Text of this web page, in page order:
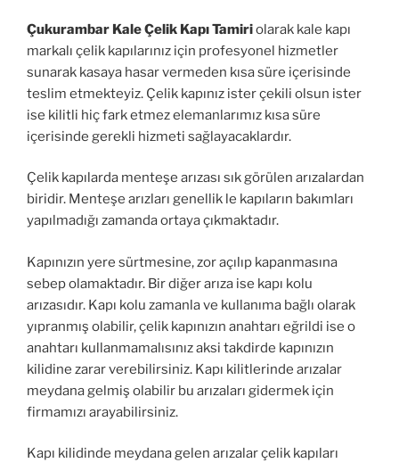
Çukurambar Kale Çelik Kapı Tamiriolarak kale kapı
markalı çelik kapılarınız için profesyonel hizmetler
sunarak kasaya hasar vermeden kısa süre içerisinde
teslim etmekteyiz. Çelik kapınız ister çekili olsun ister
ise kilitli hiç fark etmez elemanlarımız kısa süre
içerisinde gerekli hizmeti sağlayacaklardır.
Çelik kapılarda menteşe arızası sık görülen arızalardan
biridir. Menteşe arızları genellik le kapıların bakımları
yapılmadığı zamanda ortaya çıkmaktadır.
Kapınızın yere sürtmesine, zor açılıp kapanmasına
sebep olamaktadır. Bir diğer arıza ise kapı kolu
arızasıdır. Kapı kolu zamanla ve kullanıma bağlı olarak
yıpranmış olabilir, çelik kapınızın anahtarı eğrildi ise o
anahtarı kullanmamalısınız aksi takdirde kapınızın
kilidine zarar verebilirsiniz. Kapı kilitlerinde arızalar
meydana gelmiş olabilir bu arızaları gidermek için
firmamızı arayabilirsiniz.
Kapı kilidinde meydana gelen arızalar çelik kapıları